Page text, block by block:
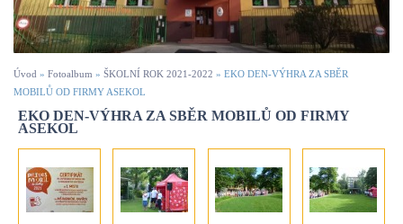
Úvod » Fotoalbum » ŠKOLNÍ ROK 2021-2022 » EKO DEN-VÝHRA ZA SBĚR
MOBILŮ OD FIRMY ASEKOL
EKO DEN-VÝHRA ZA SBĚR MOBILŮ OD FIRMY
ASEKOL